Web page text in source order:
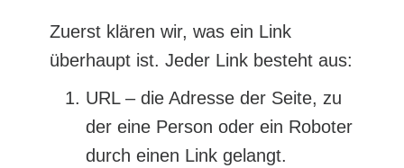
Zuerst klären wir, was ein Link
überhaupt ist. Jeder Link besteht aus:
URL – die Adresse der Seite, zu
der eine Person oder ein Roboter
durch einen Link gelangt.